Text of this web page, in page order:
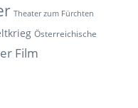
Theater zum Fürchten
Österreichische
Film